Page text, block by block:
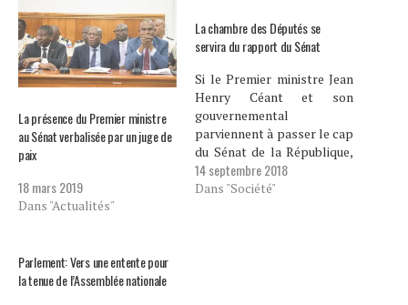
La présence du Premier ministre
au Sénat verbalisée par un juge de
paix
18 mars 2019
Dans "Actualités"
La chambre des Députés se
servira du rapport du Sénat
Si le Premier ministre Jean
Henry Céant et son
gouvernemental
parviennent à passer le cap
du Sénat de la République,
ils devront subir le même
exercice à la chambre des
14 septembre 2018
Dans "Société"
Parlement: Vers une entente pour
la tenue de l’Assemblée nationale